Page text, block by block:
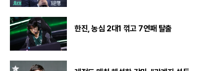
한진, 농심 2대1 꺾고 7연패 탈출